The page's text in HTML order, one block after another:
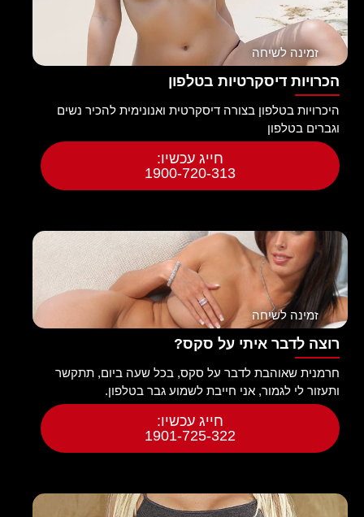
זמינה לשיחה
הכרויות דיסקרטיות בטלפון
היכרויות בטלפון בצורה דיסקרטית ואנונימית להכיר נשים
וגברים בטלפון
חייג עכשיו:
1900-720-313
זמינה לשיחה
רוצה לדבר איתי על סקס?
חרמנית שאוהבת לדבר על סקס, בכל שעה ביום, תתקשר
ותעזור לי לגמור, אני חייבת לשמוע גבר בטלפון.
חייג עכשיו:
1901-725-322